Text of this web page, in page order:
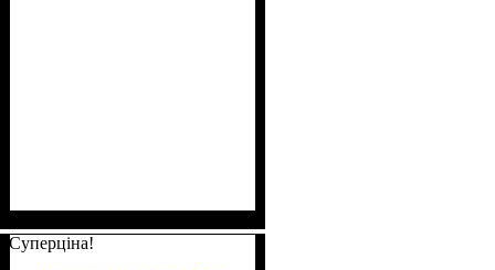
Суперціна!